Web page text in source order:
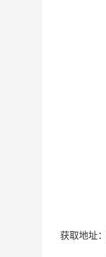
获取地址：